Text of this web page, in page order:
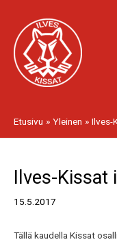
sisältöön
Etusivu Yleinen Ilves-
Ilves-Kissat
15.5.2017
Tällä kaudella Kissat
selaus